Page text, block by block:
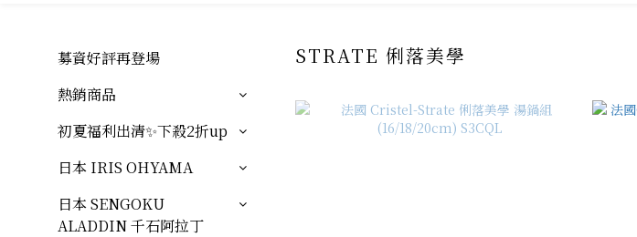
募資好評再登場
熱銷商品
初夏福利出清✨下殺2折up
日本 IRIS OHYAMA
日本 SENGOKU
ALADDIN 千石阿拉丁
STRATE 俐落美學